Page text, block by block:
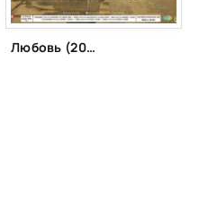
Любовь (2013)